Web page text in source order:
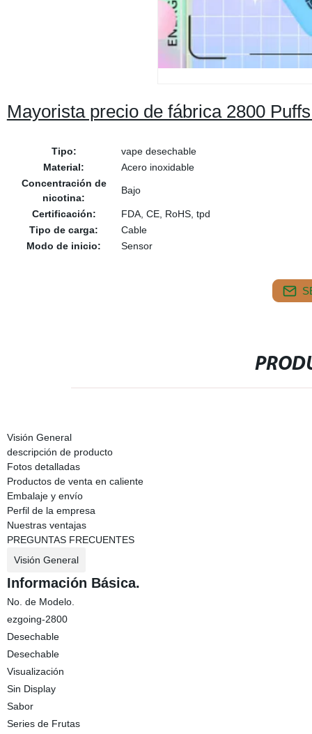
Mayorista precio de fábrica 2800
Tipo:
vape desechable
Material:
Acero inoxidable
Concentración de
nicotina:
Bajo
Certificación:
FDA, CE, RoHS, tpd
Tipo de carga:
Cable
Modo de inicio:
Sensor
Visión General
descripción de producto
Fotos detalladas
Productos de venta en caliente
Embalaje y envío
Perfil de la empresa
Nuestras ventajas
PREGUNTAS FRECUENTES
Visión General
Información Básica.
No. de Modelo.
ezgoing-2800
Desechable
Desechable
Visualización
Sin Display
Sabor
Series de Frutas